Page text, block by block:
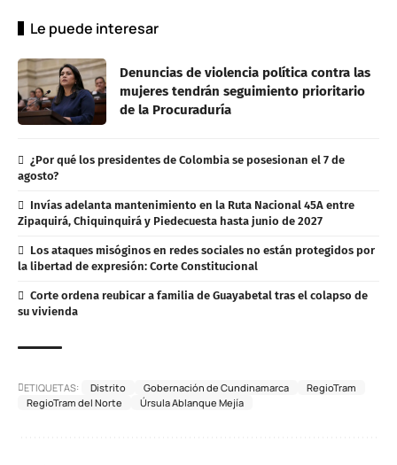
Le puede interesar
Denuncias de violencia política contra las
mujeres tendrán seguimiento prioritario
de la Procuraduría
¿Por qué los presidentes de Colombia se posesionan el 7 de
agosto?
Invías adelanta mantenimiento en la Ruta Nacional 45A entre
Zipaquirá, Chiquinquirá y Piedecuesta hasta junio de 2027
Los ataques misóginos en redes sociales no están protegidos por
la libertad de expresión: Corte Constitucional
Corte ordena reubicar a familia de Guayabetal tras el colapso de
su vivienda
ETIQUETAS: Distrito Gobernación de Cundinamarca
RegioTram
RegioTram del Norte
Úrsula Ablanque Mejía